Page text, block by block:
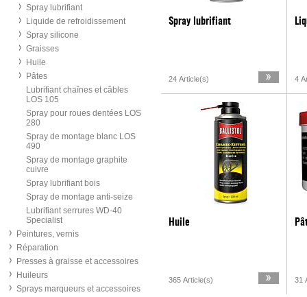
Spray lubrifiant
Liquide de refroidissement
Spray silicone
Graisses
Huile
Pâtes
Lubrifiant chaînes et câbles
LOS 105
Spray pour roues dentées LOS
280
Spray de montage blanc LOS
490
Spray de montage graphite
cuivre
Spray lubrifiant bois
Spray de montage anti-seize
Lubrifiant serrures WD-40
Specialist
Peintures, vernis
Réparation
Presses à graisse et accessoires
Huileurs
Sprays marqueurs et accessoires
Spray lubrifiant
24 Article(s) 4
Huile
365 Article(s) 31